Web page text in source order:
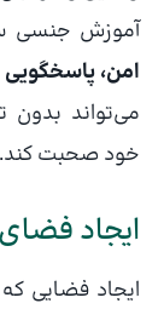
آموزش جنسی
امن،
می‌تواند
خود صحبت کند.
ایجاد
ایجاد فضایی